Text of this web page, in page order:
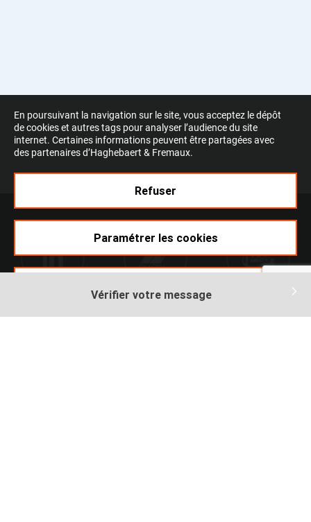
Vérifier votre message
En poursuivant la navigation sur le site, vous acceptez le dépôt
de cookies et autres tags pour analyser l’audience du site
internet. Certaines informations peuvent être partagées avec
des partenaires d’Haghebaert & Fremaux.
Refuser
Paramétrer les cookies